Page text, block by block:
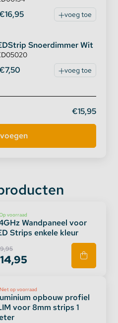
voeg toe
Snoerdimmer Wit
voeg toe
€15,95
voorraad
Wandpaneel voor
Strips enkele kleur
Niet op voorraad
opbouw profiel
voor 8mm strips 1